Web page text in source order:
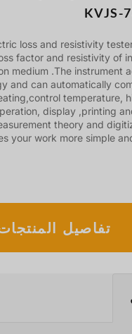
loss and resistivity
factor and resistivity of
medium .The instrument
and can automatically
temperature,
display ,printing
theory and
your work more simple
تفاصيل